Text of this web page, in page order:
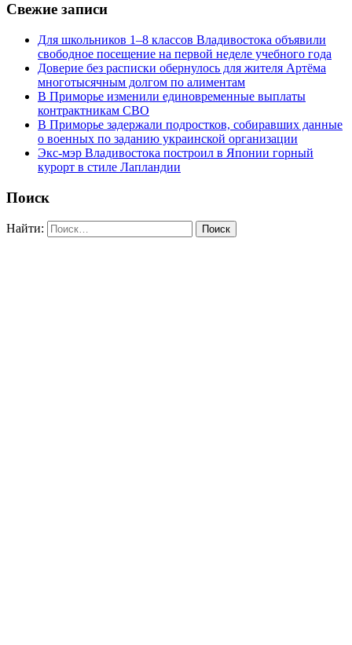
Свежие записи
Для школьников 1–8 классов Владивостока объявили
свободное посещение на первой неделе учебного года
Доверие без расписки обернулось для жителя Артёма
многотысячным долгом по алиментам
В Приморье изменили единовременные выплаты
контрактникам СВО
В Приморье задержали подростков, собиравших данные
о военных по заданию украинской организации
Экс-мэр Владивостока построил в Японии горный
курорт в стиле Лапландии
Поиск
Найти: